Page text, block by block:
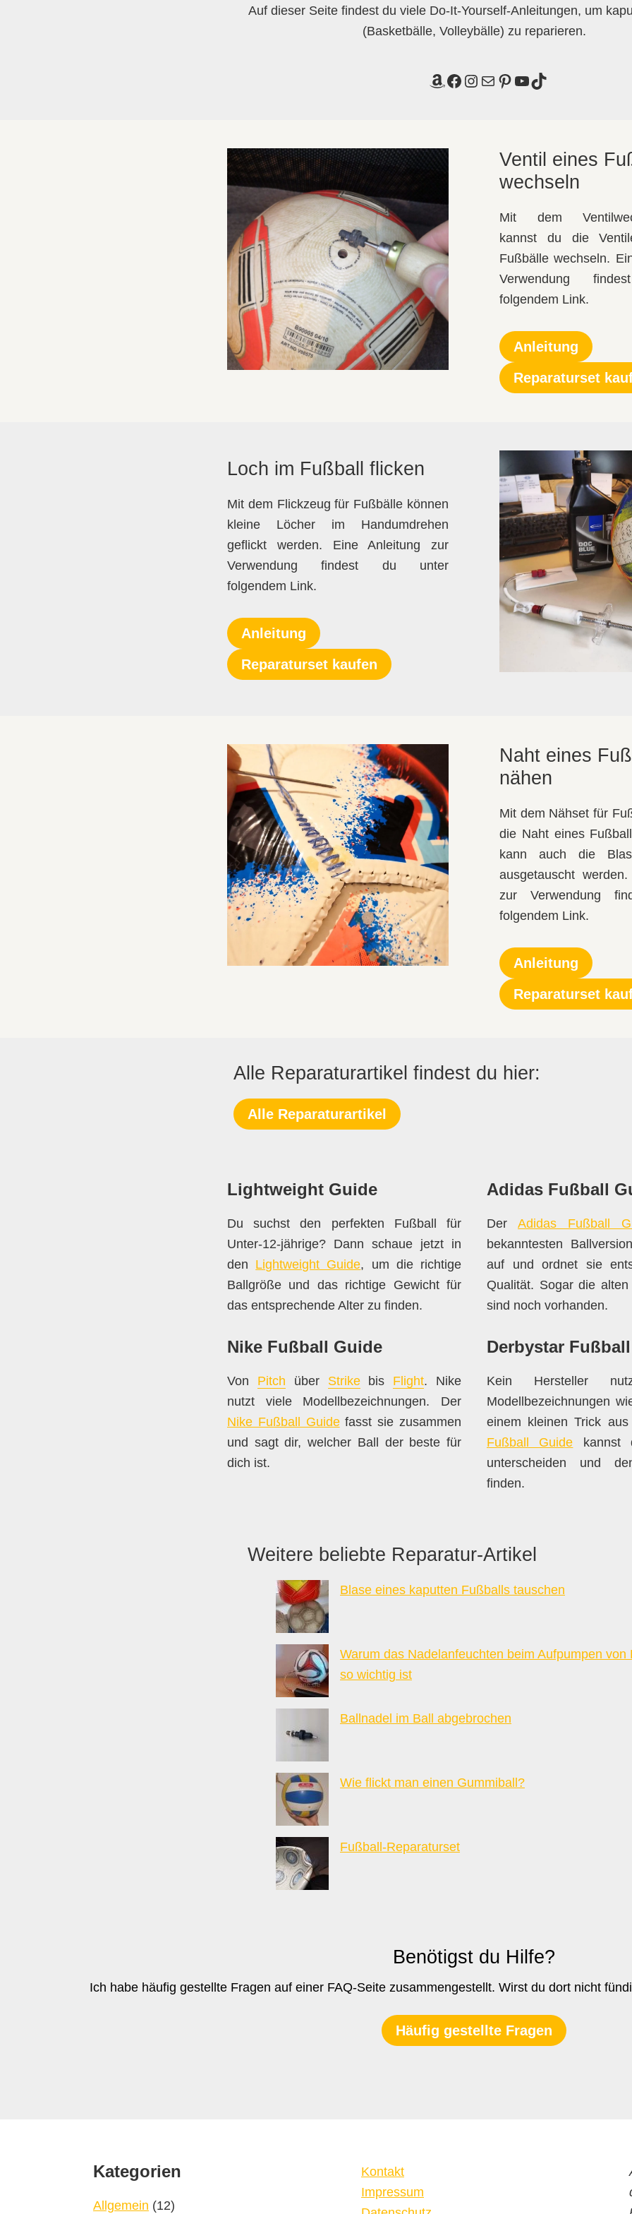
Auf dieser Seite findest du viele Do-It-Yourself-Anleitungen, um
(Basketbälle, Volleybälle) zu reparieren.
Amazon
Facebook
Instagram
E-MailPinterest
YouTube
TikTok
Ventil eines
wechseln
Mit dem
kannst du die
Fußbälle wechseln.
Verwendung
folgendem Link.
Anleitung
Reparaturset
Loch im Fußball flicken
Mit dem Flickzeug für Fußbälle können
kleine Löcher im Handumdrehen
geflickt werden. Eine Anleitung zur
Verwendung findest du unter
folgendem Link.
Anleitung
Reparaturset kaufen
Naht eines
nähen
Mit dem Nähset für
die Naht eines
kann auch die
ausgetauscht
zur Verwendung
folgendem Link.
Anleitung
Reparaturset
Alle Reparaturartikel findest du hier:
Alle Reparaturartikel
Lightweight Guide
Du suchst den perfekten Fußball für
Unter-12-jährige? Dann schaue jetzt in
den Lightweight Guide, um die richtige
Ballgröße und das richtige Gewicht für
das entsprechende Alter zu finden.
Nike Fußball Guide
Von Pitch über Strikebis Flight. Nike
nutzt viele Modellbezeichnungen. Der
Nike Fußball Guidefasst sie zusammen
und sagt dir, welcher Ball der beste für
dich ist.
Adidas Fußball
Der Adidas Fußball
bekanntesten
auf und ordnet sie
Qualität. Sogar die alten
sind noch vorhanden.
Derbystar
Kein Hersteller
Modellbezeichnungen
einem kleinen Trick
Fußball Guide kannst
unterscheiden und
finden.
Weitere beliebte Reparatur-Artikel
Blase eines kaputten Fußballs tauschen
Warum das Nadelanfeuchten beim Aufpumpen von
so wichtig ist
Ballnadel im Ball abgebrochen
Wie flickt man einen Gummiball?
Fußball-Reparaturset
Benötigst du Hilfe?
Ich habe häufig gestellte Fragen auf einer FAQ-Seite zusammengestellt. Wirst du dort nicht
Häufig gestellte Fragen
Kategorien
Allgemein (12)
Kontakt
Impressum